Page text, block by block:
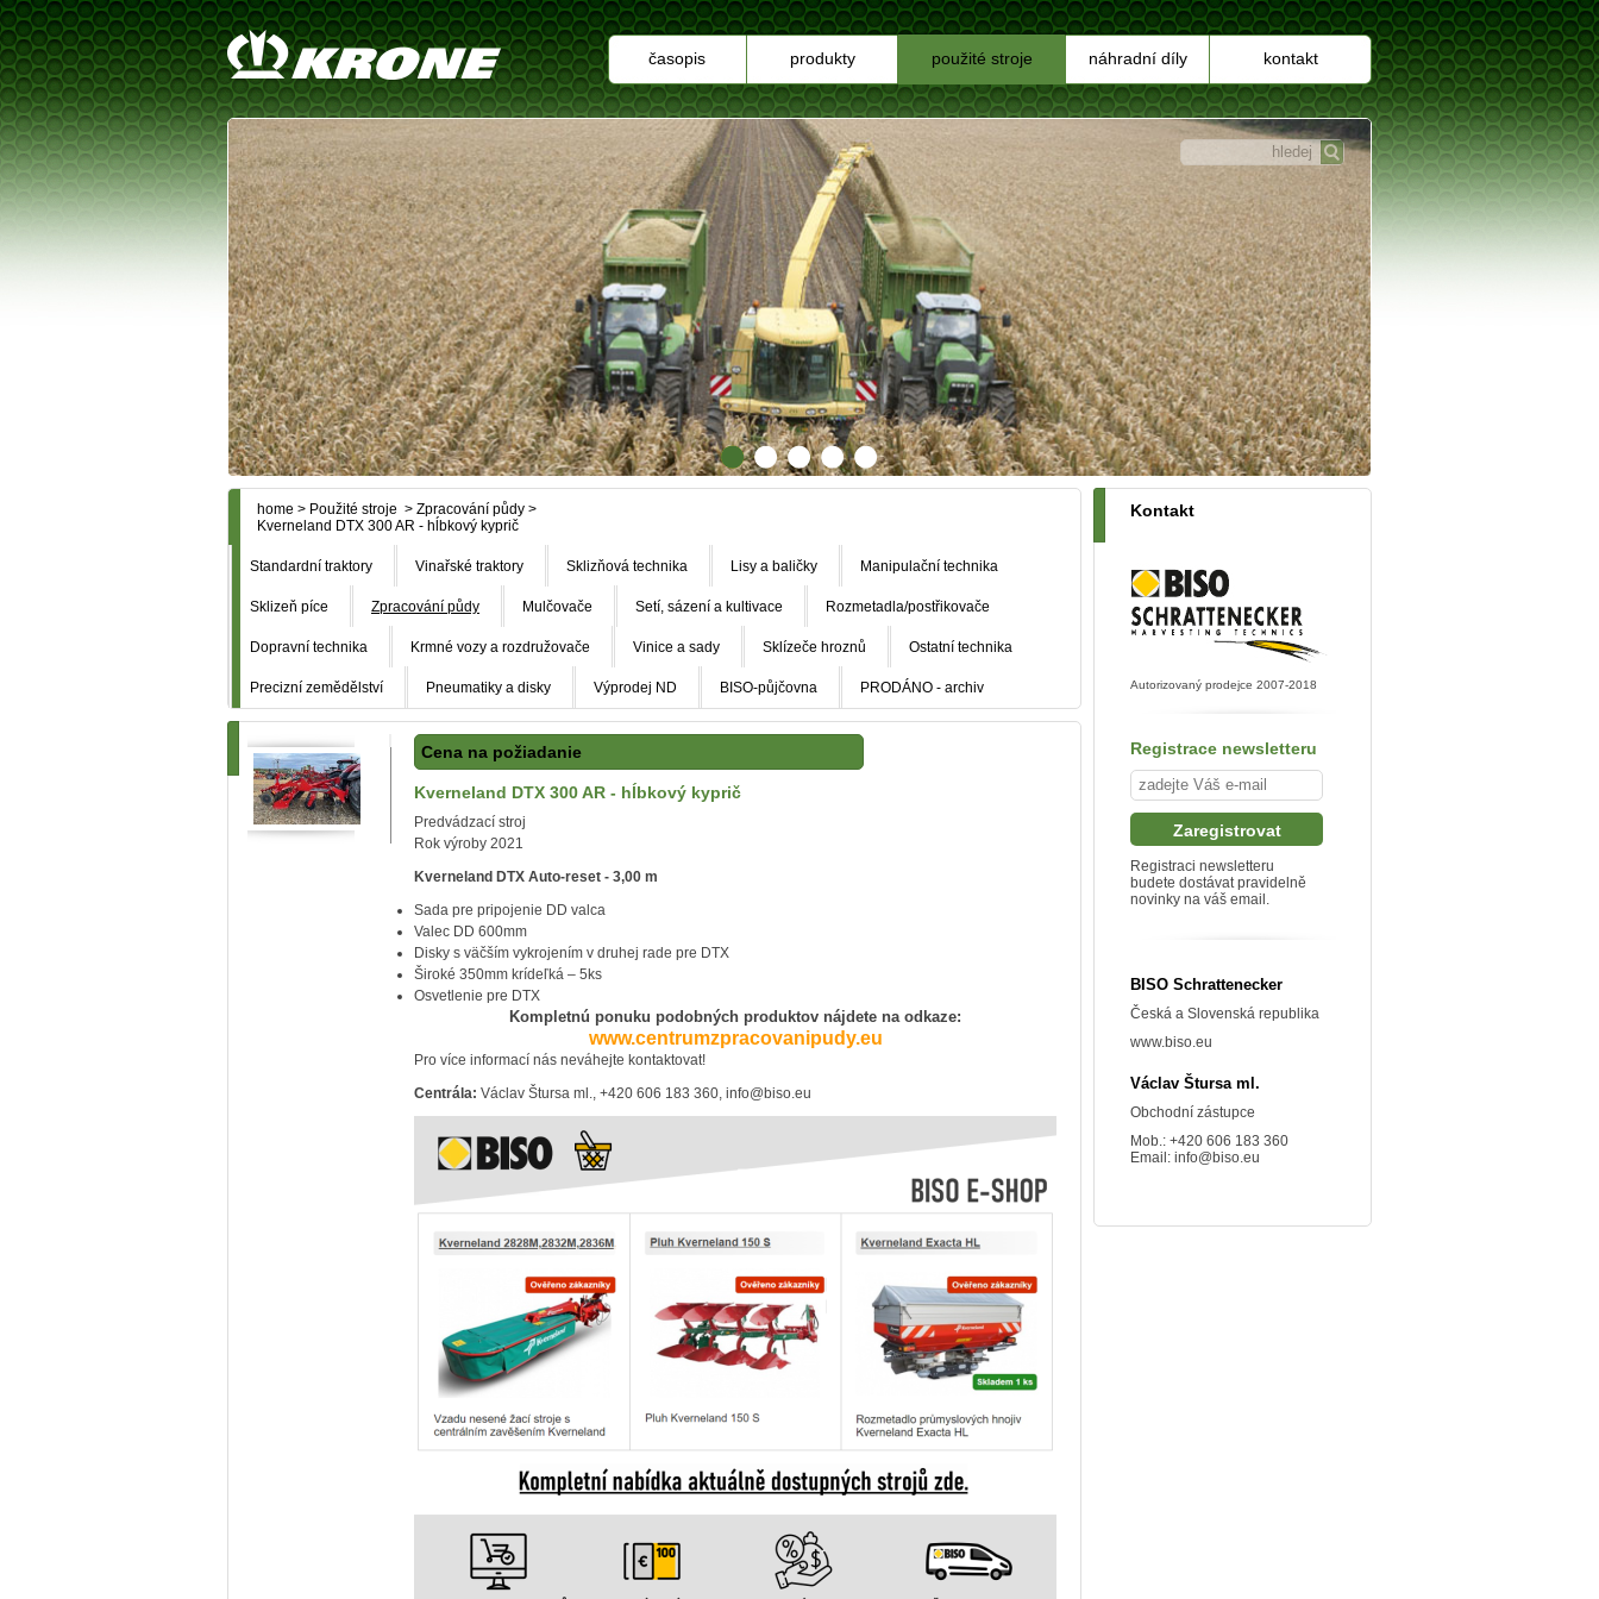
časopis produkty použité stroje náhradní díly kontakt
home > Použité stroje > Zpracování půdy >
Kverneland DTX 300 AR - hĺbkový kyprič
Standardní traktory Vinařské traktory Sklizňová technika Lisy a baličky Manipulační technika
Sklizeň píce Zpracování půdy Mulčovače Setí, sázení a kultivace Rozmetadla/postřikovače
Dopravní technika Krmné vozy a rozdružovače Vinice a sady Sklízeče hroznů Ostatní technika
Precizní zemědělství Pneumatiky a disky Výprodej ND BISO-půjčovna PRODÁNO - archiv
Cena na požiadanie
Kverneland DTX 300 AR - hĺbkový kyprič
Predvádzací stroj
Rok výroby 2021
Kverneland DTX Auto-reset - 3,00 m
Sada pre pripojenie DD valca
Valec DD 600mm
Disky s väčším vykrojením v druhej rade pre DTX
Široké 350mm krídeľká – 5ks
Osvetlenie pre DTX
Kompletnú ponuku podobných produktov nájdete na odkaze:
www.centrumzpracovanipudy.eu
Pro více informací nás neváhejte kontaktovat!
Centrála: Václav Štursa ml., +420 606 183 360, info@biso.eu
Kontakt
Autorizovaný prodejce 2007-2018
Registrace newsletteru
Registraci newsletteru
budete dostávat pravidelně
novinky na váš email.
BISO Schrattenecker
Česká a Slovenská republika
www.biso.eu
Václav Štursa ml.
Obchodní zástupce
Mob.: +420 606 183 360
Email: info@biso.eu